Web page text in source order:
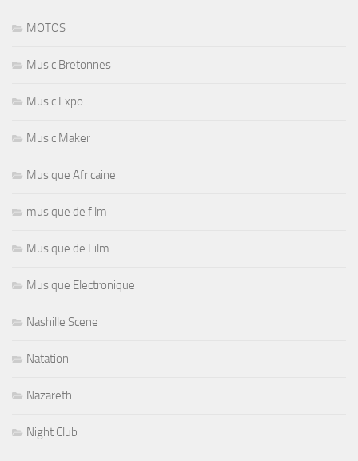
MOTOS
Music Bretonnes
Music Expo
Music Maker
Musique Africaine
musique de film
Musique de Film
Musique Electronique
Nashille Scene
Natation
Nazareth
Night Club